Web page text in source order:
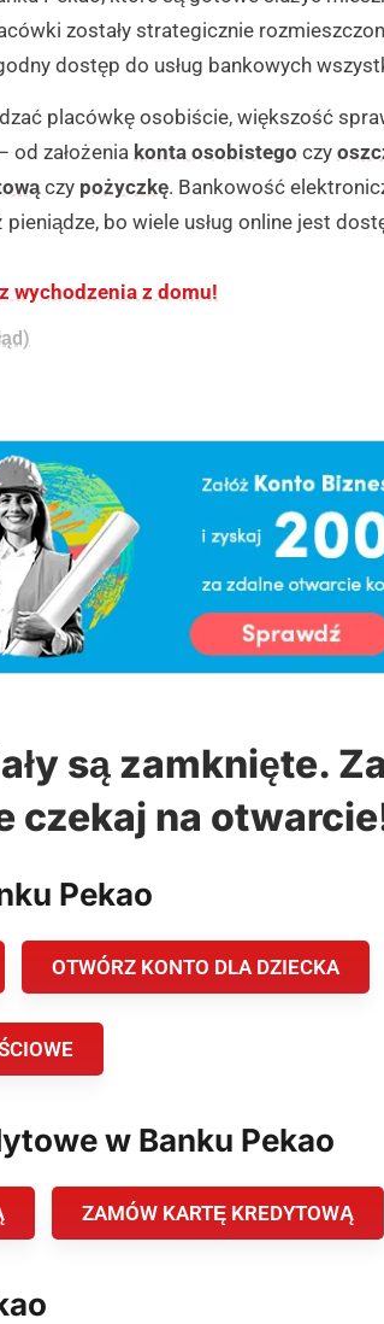
zostały strategicznie
dostęp do usług bankowych
placówkę osobiście, większość
od założenia konta osobistego czy
czy pożyczkę. Bankowość
bo wiele usług online jest
wychodzenia z domu!
są zamknięte.
czekaj na
Pekao
OTWÓRZ KONTO DLA DZIECKA
w Banku Pekao
ZAMÓW KARTĘ KREDYTOWĄ